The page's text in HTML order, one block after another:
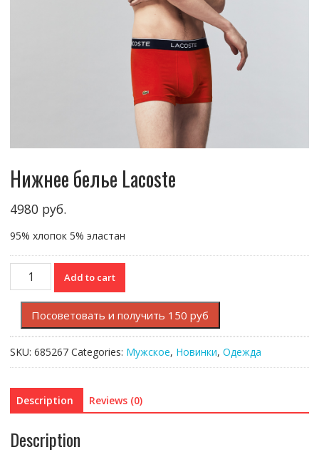
Нижнее белье Lacoste
4980руб.
95% хлопок 5% эластан
Нижнее
белье
Lacoste
quantity
Add to cart
Посоветовать и получить 150 руб
SKU: 685267 Categories: Мужское, Новинки, Одежда
Description Reviews (0)
Description